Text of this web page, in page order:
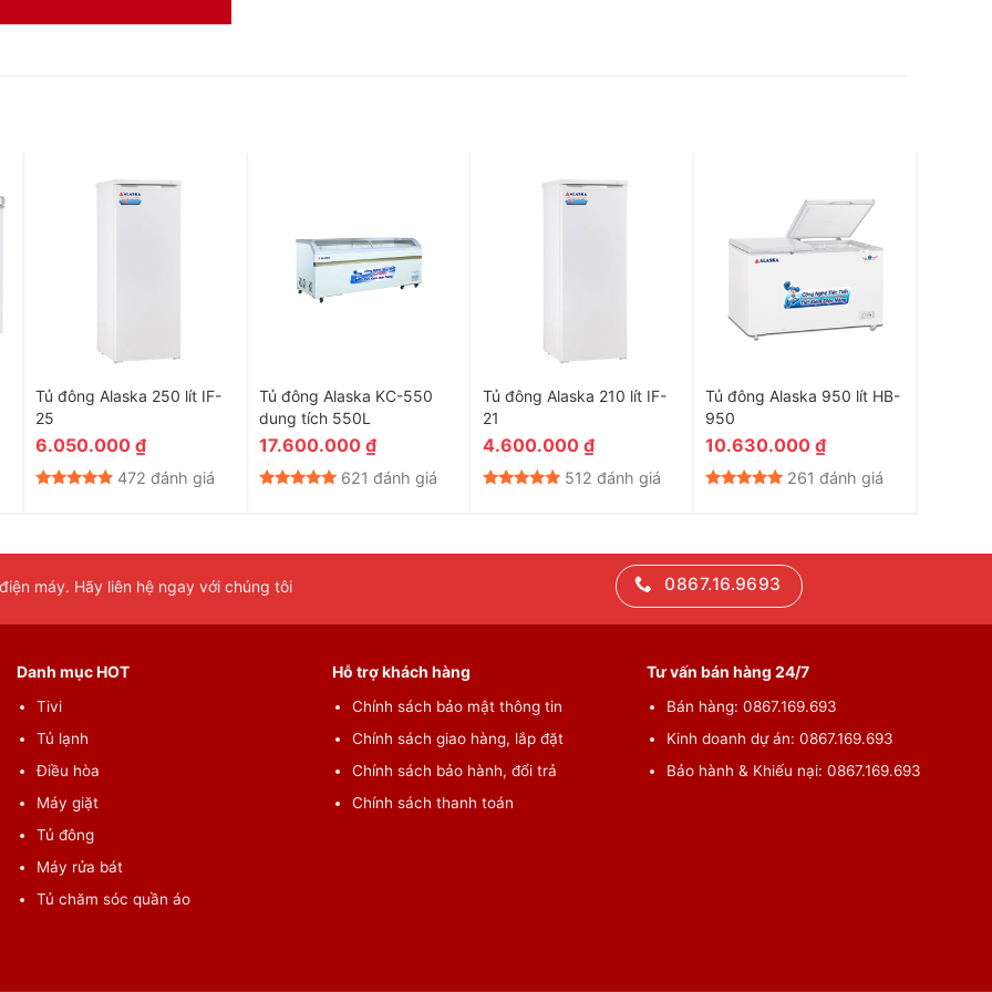
Tủ đông Alaska 250 lít IF-
25
6.050.000₫
472 đánh giá
Tủ đông Alaska KC-550
dung tích 550L
17.600.000 ₫
621 đánh giá
Tủ đông Alaska 210 lít IF-
21
4.600.000 ₫
512 đánh giá
Tủ đông Alaska 950 lít HB-
950
10.630.000₫
261 đánh giá
máy. Hãy liên hệ ngay với chúng tôi 0867.16.9693
Danh mục HOT
Tivi
Tủ lạnh
Điều hòa
Máy giặt
Tủ đông
Máy rửa bát
Tủ chăm sóc quần áo
Hỗ trợ khách hàng
Chính sách bảo mật thông tin
Chính sách giao hàng, lắp đặt
Chính sách bảo hành, đổi trả
Chính sách thanh toán
Tư vấn bán hàng 24/7
Bán hàng: 0867.169.693
Kinh doanh dự án: 0867.169.693
Bảo hành & Khiếu nại: 0867.169.693